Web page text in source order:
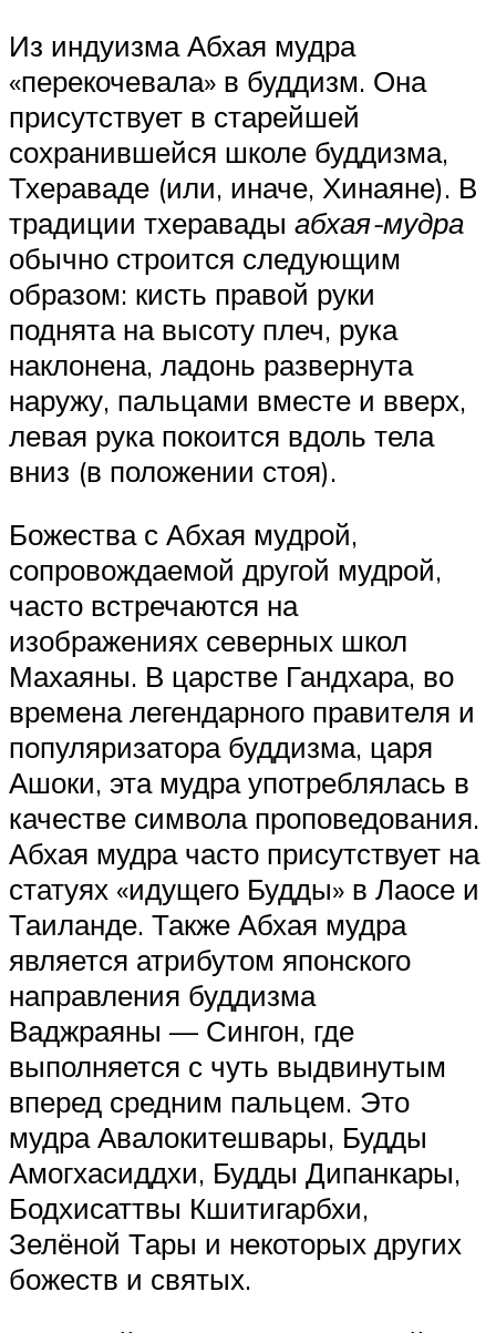
Из индуизма Абхая мудра
«перекочевала» в буддизм. Она
присутствует в старейшей
сохранившейся школе буддизма,
Тхераваде (или, иначе, Хинаяне). В
традиции тхеравады абхая-мудра
обычно строится следующим
образом: кисть правой руки
поднята на высоту плеч, рука
наклонена, ладонь развернута
наружу, пальцами вместе и вверх,
левая рука покоится вдоль тела
вниз (в положении стоя).
Божества с Абхая мудрой,
сопровождаемой другой мудрой,
часто встречаются на
изображениях северных школ
Махаяны. В царстве Гандхара, во
времена легендарного правителя и
популяризатора буддизма, царя
Ашоки, эта мудра употреблялась в
качестве символа проповедования.
Абхая мудра часто присутствует на
статуях «идущего Будды» в Лаосе и
Таиланде. Также Абхая мудра
является атрибутом японского
направления буддизма
Ваджраяны — Сингон, где
выполняется с чуть выдвинутым
вперед средним пальцем. Это
мудра Авалокитешвары, Будды
Амогхасиддхи, Будды Дипанкары,
Бодхисаттвы Кшитигарбхи,
Зелёной Тары и некоторых других
божеств и святых.